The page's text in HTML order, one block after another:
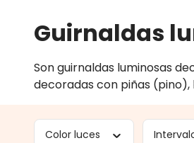
Guirnaldas
Son guirnaldas luminosas
decoradas con piñas
Color luces